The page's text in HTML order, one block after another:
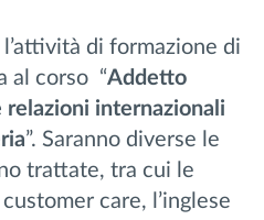
di formazione di
al corso “Addetto
internazionali
”. Saranno diverse le
trattate, tra cui le
care, l’inglese